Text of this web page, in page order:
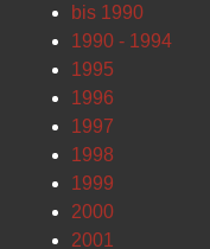
bis 1990
1990 - 1994
1995
1996
1997
1998
1999
2000
2001